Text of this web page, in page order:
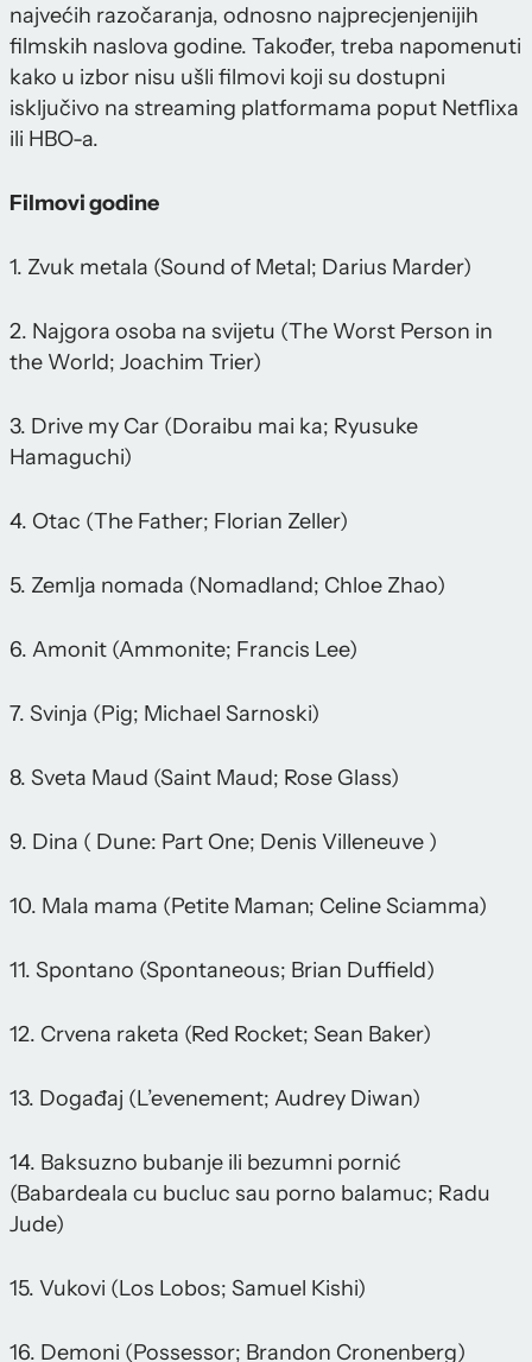
najvećih razočaranja, odnosno najprecjenjenijih
filmskih naslova godine. Također, treba napomenuti
kako u izbor nisu ušli filmovi koji su dostupni
isključivo na streaming platformama poput Netflixa
ili HBO-a.
Filmovi godine
1. Zvuk metala (Sound of Metal; Darius Marder)
2. Najgora osoba na svijetu (The Worst Person in
the World; Joachim Trier)
3. Drive my Car (Doraibu mai ka; Ryusuke
Hamaguchi)
4. Otac (The Father; Florian Zeller)
5. Zemlja nomada (Nomadland; Chloe Zhao)
6. Amonit (Ammonite; Francis Lee)
7. Svinja (Pig; Michael Sarnoski)
8. Sveta Maud (Saint Maud; Rose Glass)
9. Dina ( Dune: Part One; Denis Villeneuve )
10. Mala mama (Petite Maman; Celine Sciamma)
11. Spontano (Spontaneous; Brian Duffield)
12. Crvena raketa (Red Rocket; Sean Baker)
13. Događaj (L’evenement; Audrey Diwan)
14. Baksuzno bubanje ili bezumni pornić
(Babardeala cu bucluc sau porno balamuc; Radu
Jude)
15. Vukovi (Los Lobos; Samuel Kishi)
16. Demoni (Possessor; Brandon Cronenberg)